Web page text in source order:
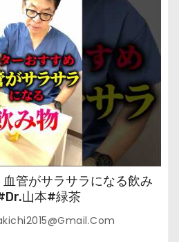
血管がサラサラになる飲み
山本#緑茶